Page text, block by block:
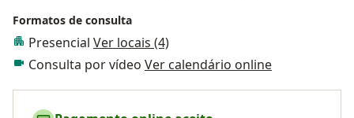
Formatos de consulta
Presencial Ver locais (4)
Consulta por vídeo Ver calendário online